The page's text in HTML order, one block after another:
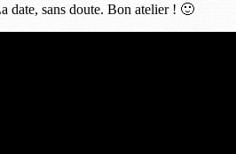
date, sans doute. Bon atelier ! 🙂